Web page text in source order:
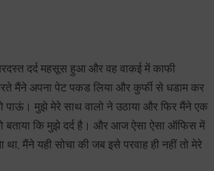
दर्द महसूस हुआ और वह वाकई में काफी
मैंने अपना पेट पकड लिया और कुर्फी से धडाम कर
पाऊं। मुझे मेरे साथ वालो ने उठाया और फिर मैंने एक
बताया कि मुझे दर्द है। और आज ऐसा ऐसा ऑफिस में
मैंने यही सोचा की जब इसे परवाह ही नहीं तो मेरे